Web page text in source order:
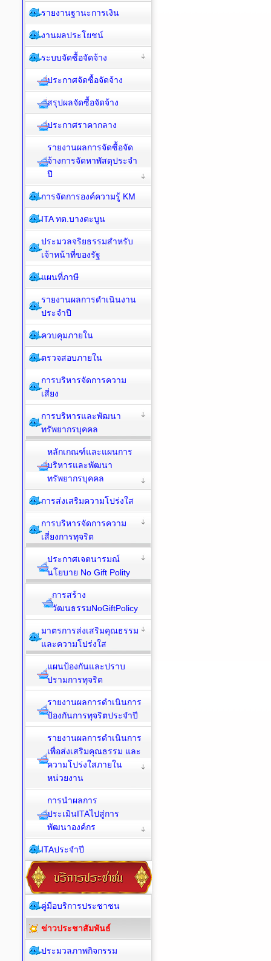
รายงานฐานะการเงิน
งานผลประโยชน์
ระบบจัดซื้อจัดจ้าง
ประกาศจัดซื้อจัดจ้าง
สรุปผลจัดซื้อจัดจ้าง
ประกาศราคากลาง
รายงานผลการจัดซื้อจัด
จ้างการจัดหาพัสดุประจำ
ปี
การจัดการองค์ความรู้ KM
ITA ทต.บางตะบูน
ประมวลจริยธรรมสำหรับ
เจ้าหน้าที่ของรัฐ
แผนที่ภาษี
รายงานผลการดำเนินงาน
ประจำปี
ควบคุมภายใน
ตรวจสอบภายใน
การบริหารจัดการความ
เสี่ยง
การบริหารและพัฒนา
ทรัพยากรบุคคล
หลักเกณฑ์และแผนการ
บริหารและพัฒนา
ทรัพยากรบุคคล
การส่งเสริมความโปร่งใส
การบริหารจัดการความ
เสี่ยงการทุจริต
ประกาศเจตนารมณ์
นโยบาย No Gift Polity
การสร้าง
วัฒนธรรมNoGiftPolicy
มาตรการส่งเสริมคุณธรรม
และความโปร่งใส
แผนป้องกันและปราบ
ปรามการทุจริต
รายงานผลการดำเนินการ
ป้องกันการทุจริตประจำปี
รายงานผลการดำเนินการ
เพื่อส่งเสริมคุณธรรม และ
ความโปร่งใสภายใน
หน่วยงาน
การนำผลการ
ประเมินITAไปสู่การ
พัฒนาองค์กร
ITAประจำปี
คู่มือบริการประชาชน
ข่าวประชาสัมพันธ์
ประมวลภาพกิจกรรม